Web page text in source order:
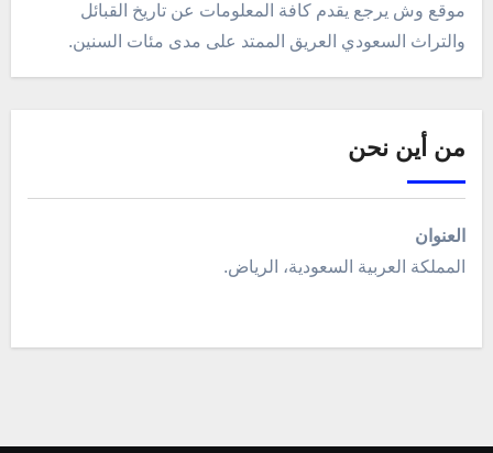
موقع وش يرجع يقدم كافة المعلومات عن تاريخ القبائل
والتراث السعودي العريق الممتد على مدى مئات السنين.
من أين نحن
العنوان
المملكة العربية السعودية، الرياض.